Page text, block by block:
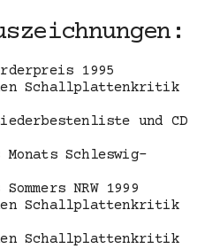
1995
Schallplattenkritik
und CD
Schleswig-
NRW 1999
Schallplattenkritik
Schallplattenkritik